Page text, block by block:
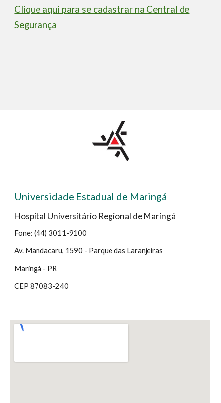
Clique aqui para se cadastrar na Central de
Segurança
Universidade Estadual de Maringá
Hospital Universitário Regional de Maringá
Fone: (44) 3011-9100
Av. Mandacaru, 1590 - Parque das Laranjeiras
Maringá - PR
CEP 87083-240